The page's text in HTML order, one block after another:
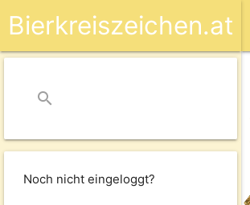
Bierkreiszeichen.at
search
Noch nicht eingeloggt?